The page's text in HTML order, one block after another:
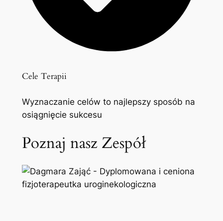
Cele Terapii
Wyznaczanie celów to najlepszy sposób na
osiągnięcie sukcesu
Poznaj nasz Zespół